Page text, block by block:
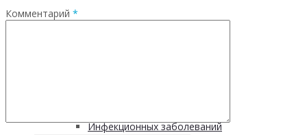
Инфекционных заболеваний
Комментарий *